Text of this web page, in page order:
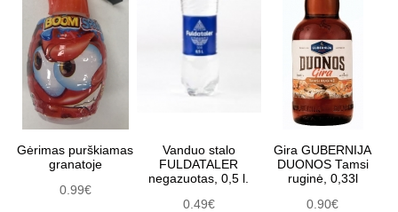
Gėrimas purškiamas
granatoje
0.99€
Vanduo stalo
FULDATALER
negazuotas, 0,5 l.
0.49€
Gira GUBERNIJA
DUONOS Tamsi
ruginė, 0,33l
0.90€